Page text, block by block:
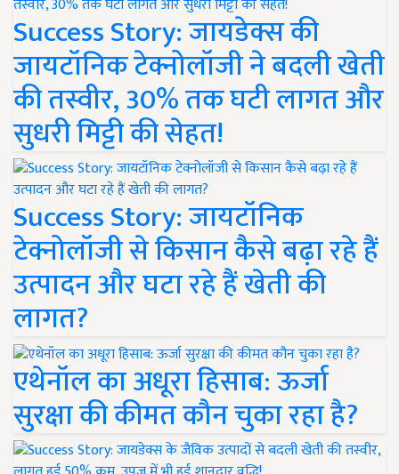
Success Story: जायडेक्स की
जायटॉनिक टेक्नोलॉजी ने बदली खेती
की तस्वीर, 30% तक घटी लागत और
सुधरी मिट्टी की सेहत!
Success Story: जायटॉनिक
टेक्नोलॉजी से किसान कैसे बढ़ा रहे हैं
उत्पादन और घटा रहे हैं खेती की
लागत?
एथेनॉल का अधूरा हिसाब: ऊर्जा
सुरक्षा की कीमत कौन चुका रहा है?